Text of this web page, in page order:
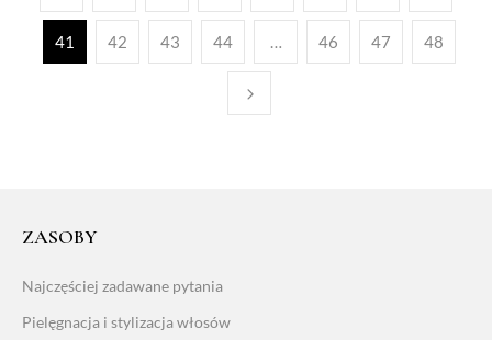
41 42 43 44 … 46 47 48
ZASOBY
Najczęściej zadawane pytania
Pielęgnacja i stylizacja włosów